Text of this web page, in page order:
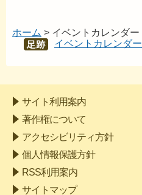
ホーム > イベントカレンダー
あし
イベントカレンダー
サイト利用案内
著作権について
アクセシビリティ方針
個人情報保護方針
RSS利用案内
サイトマップ